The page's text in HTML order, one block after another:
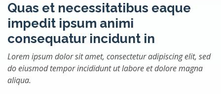
Quas et necessitatibus eaque
impedit ipsum animi
consequatur incidunt in
Lorem ipsum dolor sit amet, consectetur adipiscing elit, sed
do eiusmod tempor incididunt ut labore et dolore magna
aliqua.